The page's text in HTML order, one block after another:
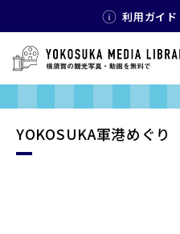
利用ガイド
YOKOSUKA軍港めぐり